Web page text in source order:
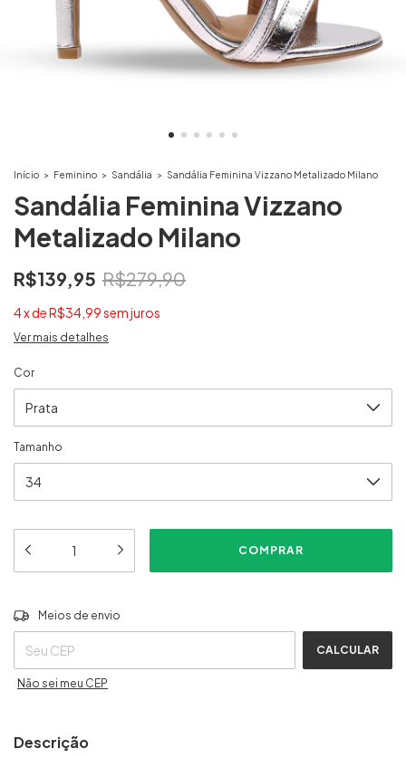
Início > Feminino > Sandália > Sandália Feminina Vizzano Metalizado Milano
Sandália Feminina Vizzano
Metalizado Milano
R$139,95 R$279,90
4xdeR$34,99sem juros
Ver mais detalhes
Cor
Tamanho
Entregas para o CEP:
Meios de envio
CALCULAR
Não sei meu CEP
Descrição